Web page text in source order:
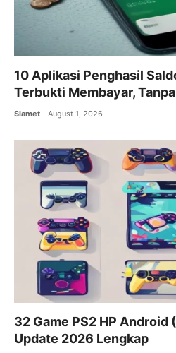
10 Aplikasi Penghasil
Terbukti Membayar,
Slamet August 1, 2026
32 Game PS2 HP
Update 2026 Lengkap